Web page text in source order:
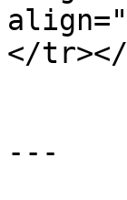
</tr></
---